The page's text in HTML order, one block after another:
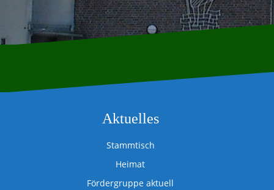
Aktuelles
Stammtisch
Heimat
Fördergruppe aktuell